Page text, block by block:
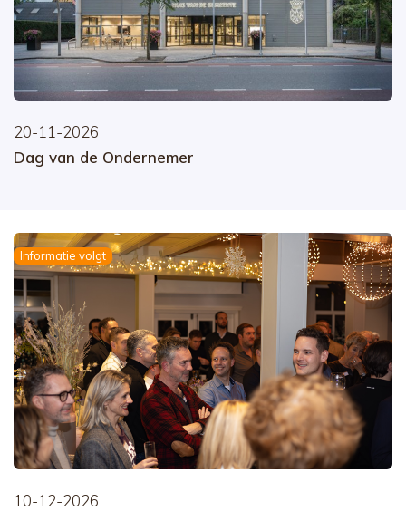
20-11-2026
Dag van de Ondernemer
Informatie volgt
10-12-2026